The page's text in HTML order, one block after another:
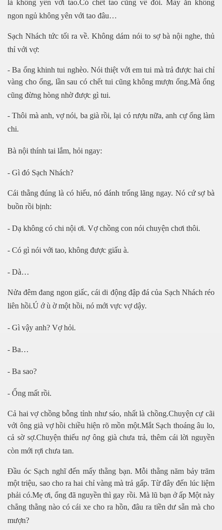
là không yên với tao.Có chết tao cũng về đòi. Mày ăn không
ngon ngủ không yên với tao đâu…
Sạch Nhách tức tối ra về. Không dám nói to sợ bà nội nghe, thủ
thỉ với vợ:
- Ba ổng khinh tui nghèo. Nói thiệt với em tui mà trả được hai chỉ
vàng cho ổng, lần sau có chết tui cũng không mượn ổng.Mà ổng
cũng đừng hòng nhờ được gì tui.
- Thôi mà anh, vợ nói, ba già rồi, lại có rượu nữa, anh cự ổng làm
chi.
Bà nội thính tai lắm, hỏi ngay:
- Gì đó Sạch Nhách?
Cái thằng đúng là có hiếu, nó đánh trống lãng ngay. Nó cứ sợ bà
buồn rồi bịnh:
- Dạ không có chi nội ơi. Vợ chồng con nói chuyện chơi thôi.
- Có gì nói với tao, không được giấu à.
- Dà…
Nửa đêm đang ngon giấc, cái di động đập đá của Sạch Nhách réo
liên hồi.Ú ớ ù ờ một hồi, nó mới vực vợ dậy.
- Gì vậy anh? Vợ hỏi.
- Ba…
- Ba sao?
- Ổng mất rồi.
Cả hai vợ chồng bỗng tỉnh như sáo, nhất là chồng.Chuyện cự cãi
với ông già vợ hồi chiều hiện rõ mồn một.Mắt Sạch thoáng âu lo,
cả sờ sợ.Chuyện thiếu nợ ông già chưa trả, thêm cái lời nguyền
còn mới rợi chưa tan.
Đầu óc Sạch nghĩ đến mấy thằng bạn. Mỗi thằng năm bảy trăm
một triệu, sao cho ra hai chỉ vàng mà trả gấp. Từ đây đến lúc liệm
phải có.Mẹ ơi, ổng đã nguyền thì gay rồi. Mà lũ bạn ở ấp Một này
chẳng thằng nào có cái xe cho ra hồn, đâu ra tiền dư sẵn mà cho
mượn?